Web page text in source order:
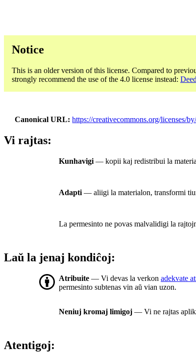
Notice
This is an older version of this license. Compared to
strongly recommend the use of the 4.0 license instead:
Canonical URL https://creativecommons.org/licenses/
Vi rajtas:
Kunhavigi — kopii kaj redistribui la
Adapti — aliigi la materialon, transformi
La permesinto ne povas malvalidigi la
Laŭ la jenaj kondiĉoj:
Atribuite — Vi devas la verkon adekvate
permesinto subtenas vin aŭ vian uzon.
Neniuj kromaj limigoj — Vi ne rajtas
Atentigoj: